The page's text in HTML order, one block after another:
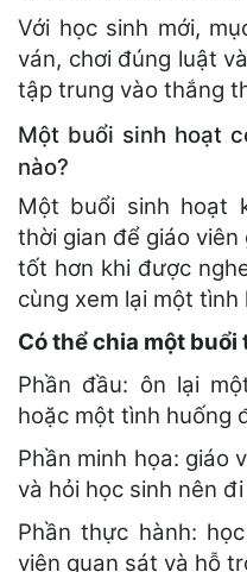
Với học sinh mới,
ván, chơi đúng luật
tập trung vào thắng
Một buổi sinh hoạt
nào?
Một buổi sinh hoạt
thời gian để giáo
tốt hơn khi được
cùng xem lại một tình
Có thể chia một
Phần đầu: ôn lại
hoặc một tình huống
Phần minh họa: giáo
và hỏi học sinh nên
Phần thực hành:
viên quan sát và hỗ